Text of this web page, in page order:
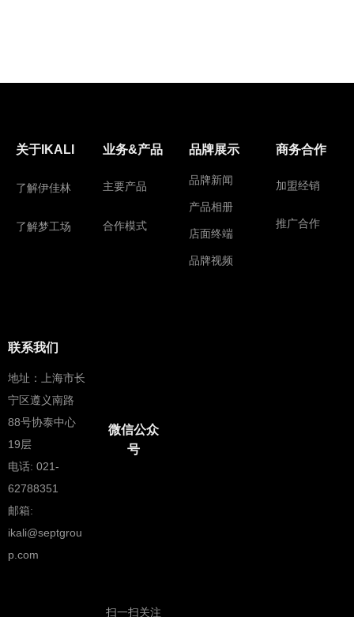
扫一扫关注
微信公众
号
关于IKALI
了解伊佳林
了解梦工场
业务&产品
主要产品
合作模式
联系我们
地址：
上海市长
宁区遵义南路
88号协泰中心
19层
电话: 021-
62788351
邮箱:
ikali@septgrou
p.com
品牌展示
品牌新闻
产品相册
店面终端
品牌视频
商务合作
加盟经销
推广合作